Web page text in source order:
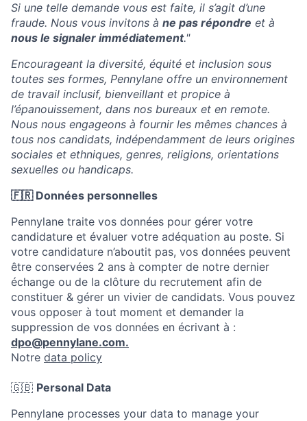
Si une telle demande vous est faite, il s’agit d’une
fraude. Nous vous invitons à ne pas répondre et à
nous le signaler immédiatement."
Encourageant la diversité, équité et inclusion sous
toutes ses formes, Pennylane offre un environnement
de travail inclusif, bienveillant et propice à
l’épanouissement, dans nos bureaux et en remote.
Nous nous engageons à fournir les mêmes chances à
tous nos candidats, indépendamment de leurs origines
sociales et ethniques, genres, religions, orientations
sexuelles ou handicaps.
🇫🇷 Données personnelles
Pennylane traite vos données pour gérer votre
candidature et évaluer votre adéquation au poste. Si
votre candidature n’aboutit pas, vos données peuvent
être conservées 2 ans à compter de notre dernier
échange ou de la clôture du recrutement afin de
constituer & gérer un vivier de candidats. Vous pouvez
vous opposer à tout moment et demander la
suppression de vos données en écrivant à :
dpo@pennylane.com.
Notre data policy
🇬🇧 Personal Data
Pennylane processes your data to manage your